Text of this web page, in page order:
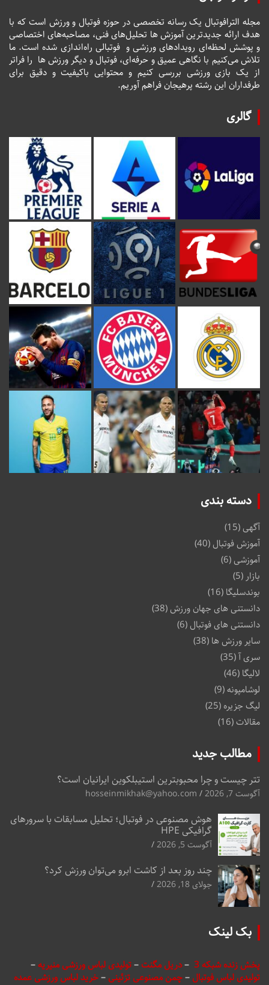
مجله الترافوتبال یک رسانه تخصصی در حوزه فوتبال و ورزش است که با
هدف ارائه جدیدترین آموزش ها تحلیل‌های فنی، مصاحبه‌های اختصاصی
و پوشش لحظه‌ای رویدادهای ورزشی و فوتبالی راه‌اندازی شده است. ما
تلاش می‌کنیم با نگاهی عمیق و حرفه‌ای، فوتبال و دیگر ورزش ها را فراتر
از یک بازی ورزشی بررسی کنیم و محتوایی باکیفیت و دقیق برای
طرفداران این رشته پرهیجان فراهم آوریم.
گالری
دسته بندی
آگهی(15)
آموزش فوتبال (40)
آموزشی(6)
بازار (5)
بوندسلیگا (16)
دانستنی های جهان ورزش(38)
دانستنی های فوتبال (6)
سایر ورزش ها (38)
سری آ(35)
لالیگا (46)
لوشامپونه(9)
لیگ جزیره (25)
مقالات(16)
مطالب جدید
تتر چیست و چرا محبوبترین استیبلکوین ایرانیان است؟
آگوست 7, 2026 hosseinmikhak@yahoo.com
هوش مصنوعی در فوتبال؛ تحلیل مسابقات با سرورهای
گرافیکی HPE
آگوست 5, 2026
چند روز بعد از کاشت ابرو می‌توان ورزش کرد؟
جولای 18, 2026
بک لینک
پخش زنده شبکه 3 –دریل مگنت–تولیدی لباس ورزشی منیریه–
تولیدی لباس فوتبال –چمن مصنوعی تزئینی –خرید لباس ورزشی عمده